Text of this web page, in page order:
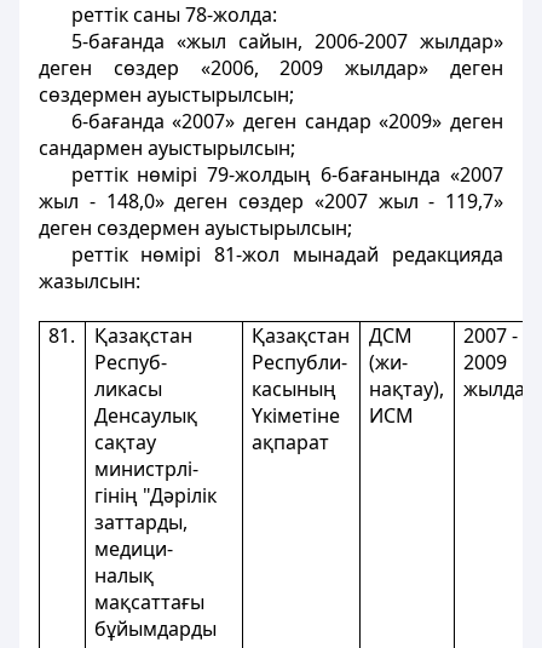
реттік саны 78-жолда:
5-бағанда «жыл сайын, 2006-2007 жылдар»
деген сөздер «2006, 2009 жылдар» деген
сөздермен ауыстырылсын;
6-бағанда «2007» деген сандар «2009» деген
сандармен ауыстырылсын;
реттік нөмірі 79-жолдың 6-бағанында «2007
жыл - 148,0» деген сөздер «2007 жыл - 119,7»
деген сөздермен ауыстырылсын;
реттік нөмірі 81-жол мынадай редакцияда
жазылсын:
81.
Қазақстан
Респуб-
ликасы
Денсаулық
сақтау
министрлі-
гінің "Дәрілік
заттарды,
медици-
налық
мақсаттағы
бұйымдарды
Қазақстан
Республи-
касының
Үкіметіне
ақпарат
ДСМ
(жи-
нақтау),
ИСМ
2007 -
2009
жылдар